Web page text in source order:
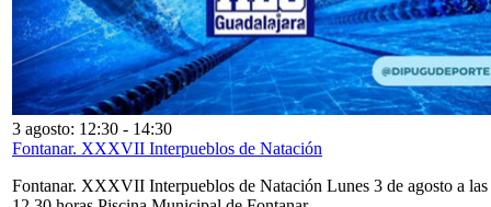
3 agosto: 12:30 - 14:30
Fontanar. XXXVII Interpueblos de Natación
Fontanar. XXXVII Interpueblos de Natación Lunes 3 de agosto a las